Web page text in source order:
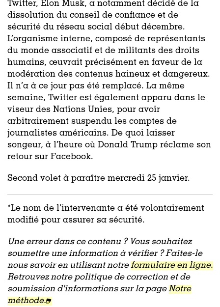
Twitter, Elon Musk, a notamment décidé de la
dissolution du conseil de confiance et de
sécurité du réseau social début décembre.
L’organisme interne, composé de représentants
du monde associatif et de militants des droits
humains, œuvrait précisément en faveur de la
modération des contenus haineux et dangereux.
Il n’a à ce jour pas été remplacé. La même
semaine, Twitter est également apparu dans le
viseur des Nations Unies, pour avoir
arbitrairement suspendu les comptes de
journalistes américains. De quoi laisser
songeur, à l’heure où Donald Trump réclame son
retour sur Facebook.
Second volet à paraître mercredi 25 janvier.
*Le nom de l’intervenante a été volontairement
modifié pour assurer sa sécurité.
Une erreur dans ce contenu ? Vous souhaitez
soumettre une information à vérifier ? Faites-le
nous savoir en utilisant notreformulaire en ligne.
Retrouvez notre politique de correction et de
soumission d'informations sur la pageNotre
méthode.